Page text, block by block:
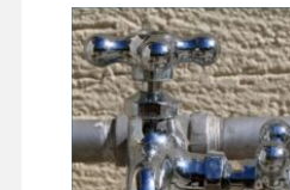
trävaror i nordöstra
skåne. Områdets långa
tradition av skogsbruk
och hantverk har skapat
en stark bas för sågverk
som k...